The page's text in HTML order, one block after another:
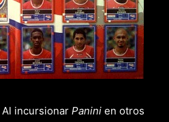
Al incursionar Panini en otros